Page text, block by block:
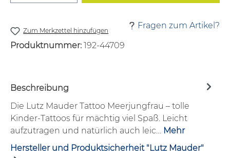
Zum Merkzettel hinzufügen
Fragen zum Artikel?
Produktnummer: 192-44709
Beschreibung
Die Lutz Mauder Tattoo Meerjungfrau – tolle
Kinder-Tattoos für mächtig viel Spaß. Leicht
aufzutragen und natürlich auch leic… Mehr
Hersteller und Produktsicherheit "Lutz Mauder"